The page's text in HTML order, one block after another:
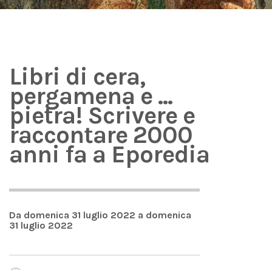
Libri di cera,
pergamena e ...
pietra! Scrivere e
raccontare 2000
anni fa a Eporedia
Da domenica 31 luglio 2022 a domenica
31 luglio 2022